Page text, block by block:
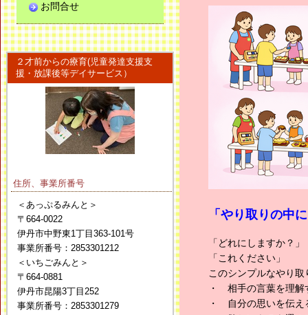
「やり取りの中
「どれにしますか？」
「これください」
このシンプルなやり取
・ 相手の言葉を理解
・ 自分の思いを伝え
お問合せ
２才前からの療育(児童発達支援支
援・放課後等デイサービス）
住所、事業所番号
＜あっぷるみんと＞
〒664-0022
伊丹市中野東1丁目363-101号
事業所番号：2853301212
＜いちごみんと＞
〒664-0881
伊丹市昆陽3丁目252
事業所番号：2853301279